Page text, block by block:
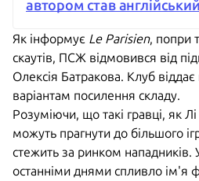
автором став
Як інформує Le Parisien, попри
скаутів, ПСЖ відмовився від
Олексія Батракова. Клуб
варіантам посилення складу.
Розуміючи, що такі гравці, як
можуть прагнути до більшого
стежить за ринком нападників.
останніми днями спливло ім'я